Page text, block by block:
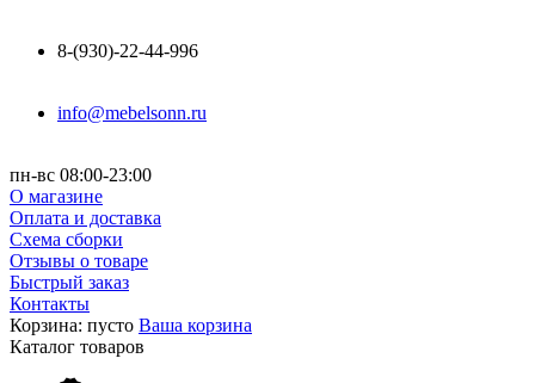
8-(930)-22-44-996
info@mebelsonn.ru
пн-вс 08:00-23:00
О магазине
Оплата и доставка
Схема сборки
Отзывы о товаре
Быстрый заказ
Контакты
Корзина: пусто Ваша корзина
Каталог товаров